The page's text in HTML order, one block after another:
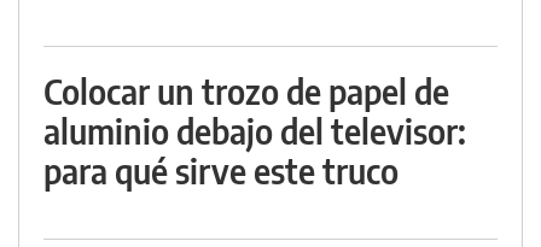
Colocar un trozo de papel de
aluminio debajo del televisor:
para qué sirve este truco